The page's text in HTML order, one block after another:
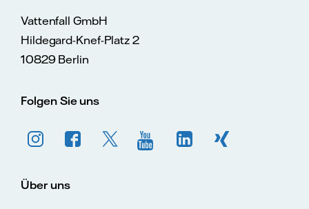
Vattenfall GmbH
Hildegard-Knef-Platz 2
10829 Berlin
Folgen Sie uns
Über uns